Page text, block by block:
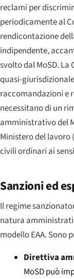
reclami per
periodicamente al
rendicontazione
indipendente,
svolto dal MoSD. La
quasi-
raccomandazioni e
necessitano di un
amministrativo del
Ministero del
civili ordinari ai
Sanzioni ed
Il regime
natura
modello EAA. Sono
Direttiva
MoSD può